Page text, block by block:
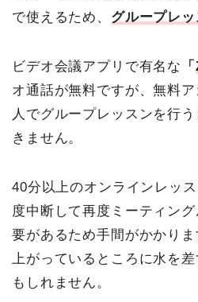
で使えるため、 グループレ
ビデオ会議アプリで有名な 「
オ通話が無料ですが、無料
人でグループレッスンを行
きません。
40分以上のオンラインレッ
度中断して再度ミーティン
要があるため手間がかかり
上がっているところに水を
もしれません。